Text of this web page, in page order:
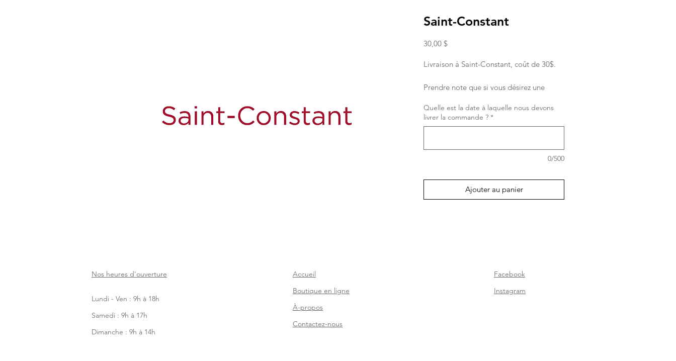
Saint-Constant
30,00 $
Livraison à Saint-Constant, coût de 30$.
Prendre note que si vous désirez une
placer la commande la veille.
Si vous désirez passer une commande
Quelle est la date à laquelle nous devons
livrer la commande ? *
0/500
Ajouter au panier
Nos heures d'ouverture
Lundi - Ven : 9h à 18h
Samedi : 9h à 17h
Dimanche : 9h à 14h
Accueil
Boutique en ligne
À-propos
Contactez-nous
Facebook
Instagram